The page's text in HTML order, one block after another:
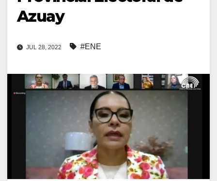
Azuay
JUL 28, 2022 #ENE